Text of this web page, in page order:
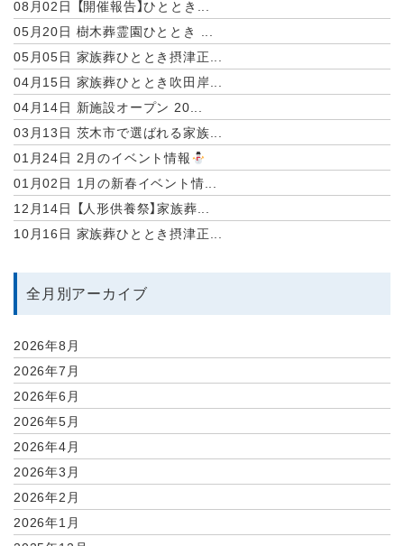
08月02日
【開催報告】ひととき...
05月20日 樹木葬霊園ひととき ...
05月05日 家族葬ひととき摂津正...
04月15日 家族葬ひととき吹田岸...
04月14日 新施設オープン 20...
03月13日 茨木市で選ばれる家族...
01月24日 2月のイベント情報
01月02日 1月の新春イベント情...
12月14日
【人形供養祭】家族葬...
10月16日 家族葬ひととき摂津正...
全月別アーカイブ
2026年8月
2026年7月
2026年6月
2026年5月
2026年4月
2026年3月
2026年2月
2026年1月